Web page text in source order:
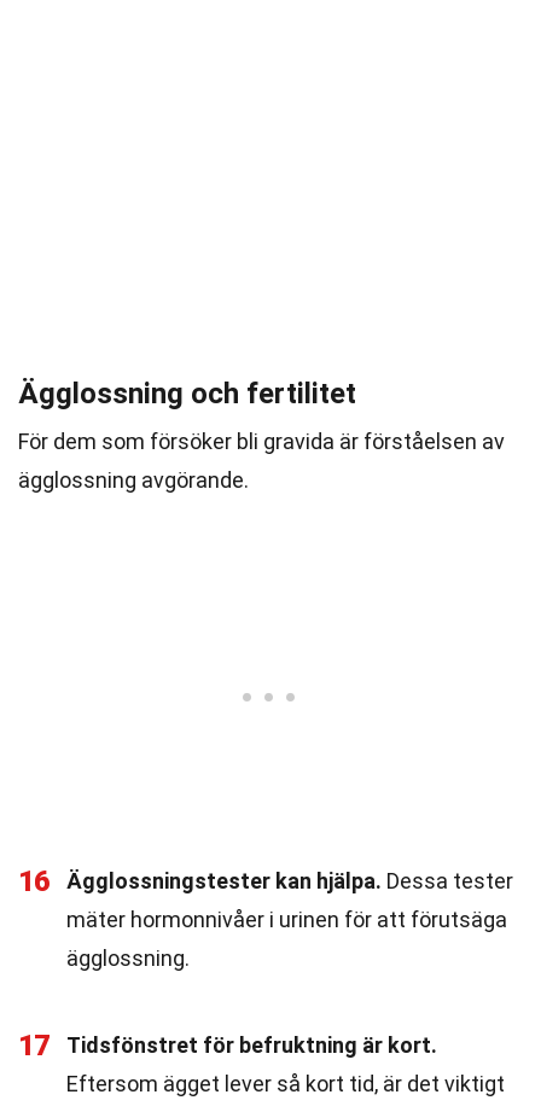
Ägglossning och fertilitet
För dem som försöker bli gravida är förståelsen av
ägglossning avgörande.
16 Ägglossningstester kan hjälpa. Dessa tester
mäter hormonnivåer i urinen för att förutsäga
ägglossning.
17
Tidsfönstret för befruktning är kort.
Eftersom ägget lever så kort tid, är det viktigt